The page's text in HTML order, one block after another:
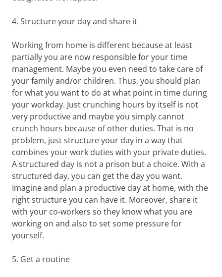
4. Structure your day and share it
Working from home is different because at least
partially you are now responsible for your time
management. Maybe you even need to take care of
your family and/or children. Thus, you should plan
for what you want to do at what point in time during
your workday. Just crunching hours by itself is not
very productive and maybe you simply cannot
crunch hours because of other duties. That is no
problem, just structure your day in a way that
combines your work duties with your private duties.
A structured day is not a prison but a choice. With a
structured day, you can get the day you want.
Imagine and plan a productive day at home, with the
right structure you can have it. Moreover, share it
with your co-workers so they know what you are
working on and also to set some pressure for
yourself.
5. Get a routine